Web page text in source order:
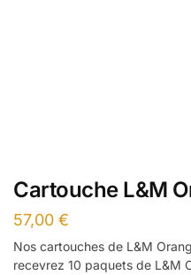
Cartouche L&M
57,00 €
Nos cartouches de L&M
recevrez 10 paquets de L&M